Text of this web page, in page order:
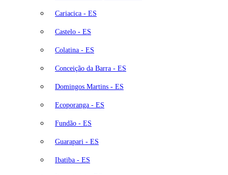
Cariacica - ES
Castelo - ES
Colatina - ES
Conceição da Barra - ES
Domingos Martins - ES
Ecoporanga - ES
Fundão - ES
Guarapari - ES
Ibatiba - ES